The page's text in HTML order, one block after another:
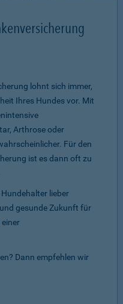
lohnt sich immer,
Ihres Hundes vor. Mit
Arthrose oder
Für den
ist es dann oft zu
lieber
gesunde Zukunft für
einer
Dann empfehlen wir